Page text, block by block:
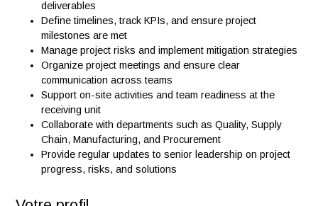
The project :
Lead cross-functional, international project teams
Act as the main point of contact between global and
stakeholders
Plan, coordinate, and monitor all project activities and
deliverables
Define timelines, track KPIs, and ensure project
milestones are met
Manage project risks and implement mitigation
Organize project meetings and ensure clear
Support on-site activities and team readiness at the